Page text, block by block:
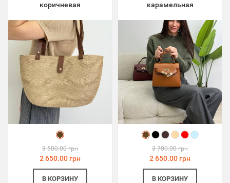
коричневая
3 500.00 грн
2 650.00 грн
В КОРЗИНУ
карамельная
3 700.00 грн
2 650.00 грн
В КОРЗИНУ